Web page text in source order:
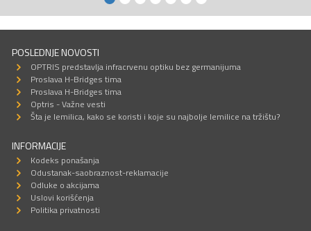
POSLEDNJE NOVOSTI
OPTRIS predstavlja infracrvenu optiku bez germanijuma
Proslava H-Bridges tima
Proslava H-Bridges tima
Optris - Važne vesti
Šta je lemilica, kako se koristi i koje su najbolje lemilice na tržištu?
INFORMACIJE
Kodeks ponašanja
Odustanak-saobraznost-reklamacije
Odluke o akcijama
Uslovi korišćenja
Politika privatnosti